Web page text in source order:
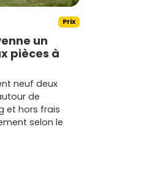
Prix
un
pièces à
neuf deux
de
et hors frais
selon le